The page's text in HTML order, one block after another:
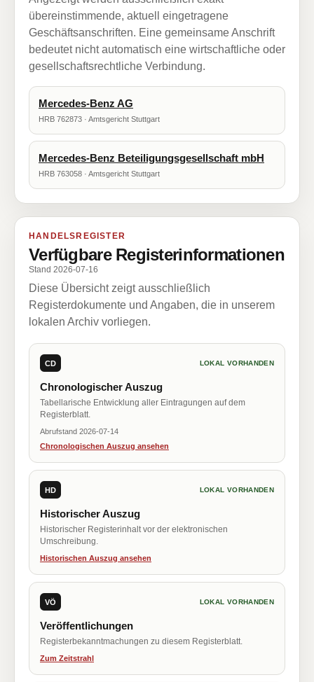
übereinstimmende, aktuell eingetragene
Geschäftsanschriften. Eine gemeinsame Anschrift
bedeutet nicht automatisch eine wirtschaftliche oder
gesellschaftsrechtliche Verbindung.
Mercedes-Benz AG
HRB 762873 · Amtsgericht Stuttgart
Mercedes-Benz Beteiligungsgesellschaft mbH
HRB 763058 · Amtsgericht Stuttgart
HANDELSREGISTER
Verfügbare Registerinformationen
Stand 2026-07-16
Diese Übersicht zeigt ausschließlich
Registerdokumente und Angaben, die in unserem
lokalen Archiv vorliegen.
CD LOKAL VORHANDEN
Chronologischer Auszug
Tabellarische Entwicklung aller Eintragungen auf dem
Registerblatt.
Abrufstand 2026-07-14
Chronologischen Auszug ansehen
HD LOKAL VORHANDEN
Historischer Auszug
Historischer Registerinhalt vor der elektronischen
Umschreibung.
Historischen Auszug ansehen
VÖ LOKAL VORHANDEN
Veröffentlichungen
Registerbekanntmachungen zu diesem Registerblatt.
Zum Zeitstrahl